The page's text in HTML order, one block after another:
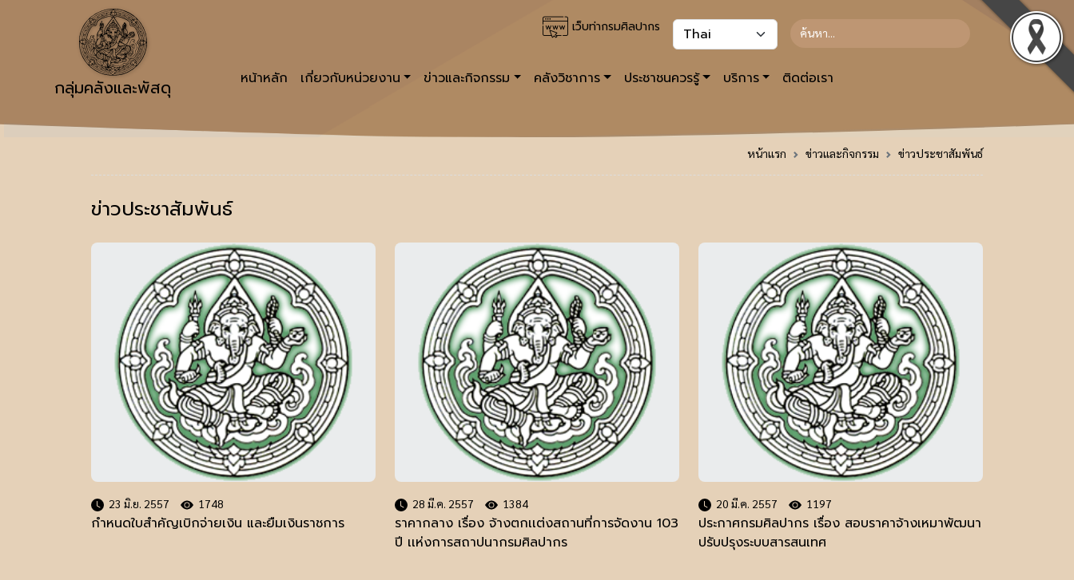
เว็บท่ากรมศิลปากร
กลุ่มคลังและพัสดุ หน้าหลัก เกี่ยวกับหน่วยงาน ข่าวและกิจกรรม คลังวิชาการ ประชาชนควรรู้ บริการ ติดต่อเรา
หน้าแรก ข่าวและกิจกรรม ข่าวประชาสัมพันธ์
ข่าวประชาสัมพันธ์
23 มิ.ย. 2557 1748
กำหนดใบสำคัญเบิกจ่ายเงิน และยืมเงินราชการ
28 มี.ค. 2557 1384
ราคากลาง เรื่อง จ้างตกเเต่งสถานที่การจัดงาน 103
ปี เเห่งการสถาปนากรมศิลปากร
20 มี.ค. 2557 1197
ประกาศกรมศิลปากร เรื่อง สอบราคาจ้างเหมาพัฒนา
ปรับปรุงระบบสารสนเทศ